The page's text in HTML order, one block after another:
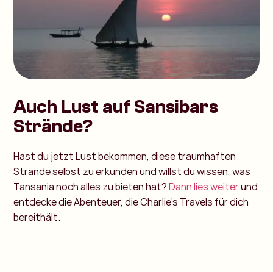
Auch Lust auf Sansibars
Strände?
Hast du jetzt Lust bekommen, diese traumhaften
Strände selbst zu erkunden und willst du wissen, was
Tansania noch alles zu bieten hat?Dann lies weiterund
entdecke die Abenteuer, die Charlie’s Travels für dich
bereithält.